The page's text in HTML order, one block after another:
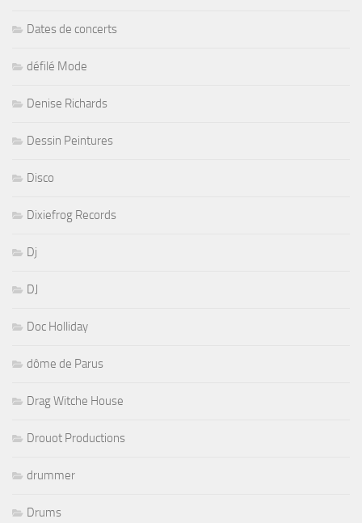
Dates de concerts
défilé Mode
Denise Richards
Dessin Peintures
Disco
Dixiefrog Records
Dj
DJ
Doc Holliday
dôme de Parus
Drag Witche House
Drouot Productions
drummer
Drums